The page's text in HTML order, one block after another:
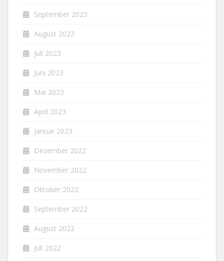
September 2023
August 2023
Juli 2023
Juni 2023
Mai 2023
April 2023
Januar 2023
Dezember 2022
November 2022
Oktober 2022
September 2022
August 2022
Juli 2022